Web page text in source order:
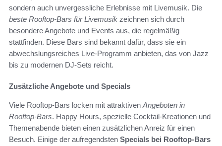
sondern auch unvergessliche Erlebnisse mit Livemusik. Die
beste Rooftop-Bars für Livemusik zeichnen sich durch
besondere Angebote und Events aus, die regelmäßig
stattfinden. Diese Bars sind bekannt dafür, dass sie ein
abwechslungsreiches Live-Programm anbieten, das von Jazz
bis zu modernen DJ-Sets reicht.
Zusätzliche Angebote und Specials
Viele Rooftop-Bars locken mit attraktiven Angeboten in
Rooftop-Bars. Happy Hours, spezielle Cocktail-Kreationen und
Themenabende bieten einen zusätzlichen Anreiz für einen
Besuch. Einige der aufregendsten Specials bei Rooftop-Bars